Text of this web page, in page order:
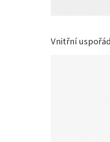
Vnitřní